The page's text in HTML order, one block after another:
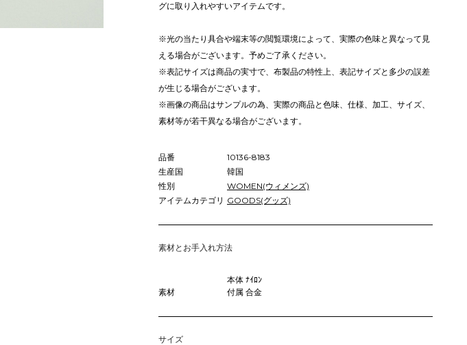
グに取り入れやすいアイテムです。
※光の当たり具合や端末等の閲覧環境によって、実際の色味と異なって見
える場合がございます。予めご了承ください。
※表記サイズは商品の実寸で、布製品の特性上、表記サイズと多少の誤差
が生じる場合がございます。
※画像の商品はサンプルの為、実際の商品と色味、仕様、加工、サイズ、
素材等が若干異なる場合がございます。
品番
10136-8183
生産国
韓国
性別
WOMEN(ウィメンズ)
アイテムカテゴリ GOODS(グッズ)
素材とお手入れ方法
素材
本体 ﾅｲﾛﾝ
付属 合金
サイズ